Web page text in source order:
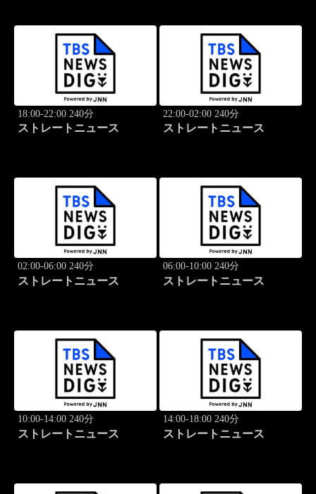
18:00-22:00 240分
ストレートニュース
22:00-02:00 240分
ストレートニュース
02:00-06:00 240分
ストレートニュース
06:00-10:00 240分
ストレートニュース
10:00-14:00 240分
ストレートニュース
14:00-18:00 240分
ストレートニュース